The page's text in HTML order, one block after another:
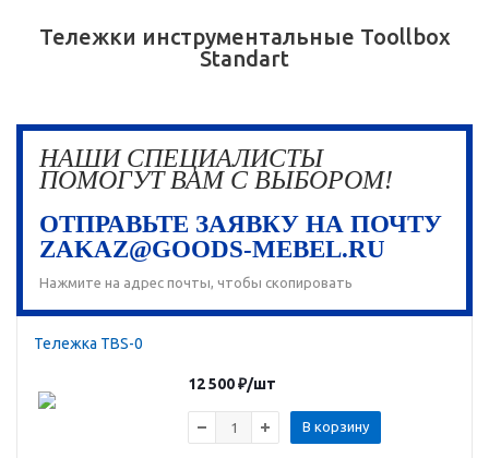
Тележки инструментальные Toollbox
Standart
НАШИ СПЕЦИАЛИСТЫ
ПОМОГУТ ВАМ С ВЫБОРОМ!
ОТПРАВЬТЕ ЗАЯВКУ НА ПОЧТУ
ZAKAZ@GOODS-MEBEL.RU
Нажмите на адрес почты, чтобы скопировать
Тележка TBS-0
12 500₽/шт
В корзину